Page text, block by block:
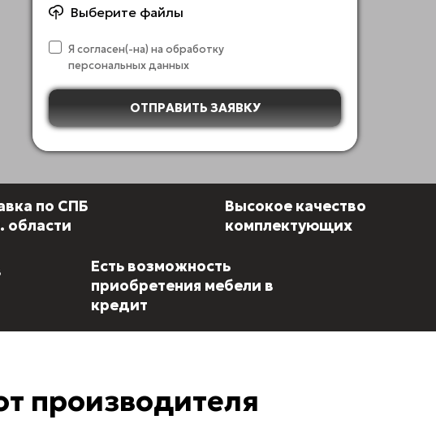
Выберите файлы
ОТПРАВИТЬ ЗАЯВКУ
Я согласен(-на) на обработку
персональных данных
по СПБ
области
Высокое качество
комплектующих
Есть возможность
приобретения мебели в
кредит
производителя